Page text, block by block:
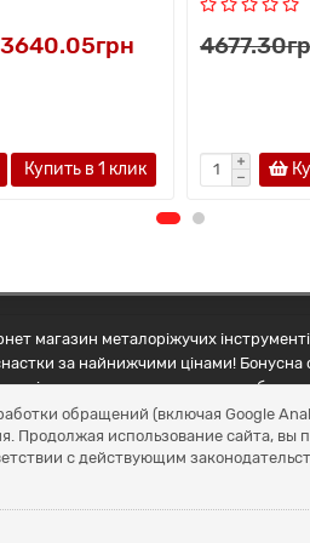
3640.05грн
Купить в 1 клик
магазин металоріжучих
за найнижчими цінами!
менеджери допоможуть зробити
обращений (включая Google
Продолжая использование сайта, вы
с действующим